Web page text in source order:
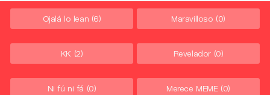
Ojalá lo lean (6) Maravilloso (0)
KK (2) Revelador (0)
Ni fú ni fá (0) Merece MEME (0)